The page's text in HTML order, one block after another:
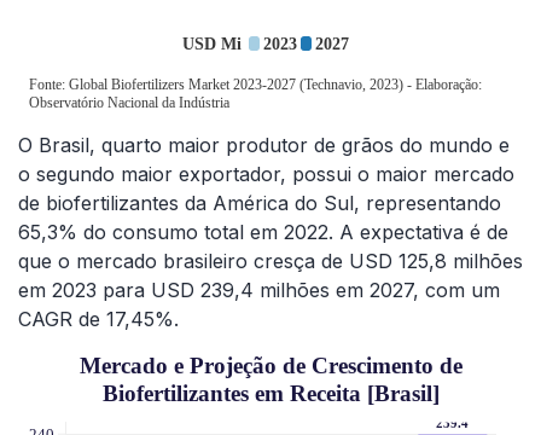
O Brasil, quarto maior produtor de grãos do mundo e
o segundo maior exportador, possui o maior mercado
de biofertilizantes da América do Sul, representando
65,3% do consumo total em 2022. A expectativa é de
que o mercado brasileiro cresça de USD 125,8 milhões
em 2023 para USD 239,4 milhões em 2027, com um
CAGR de 17,45%.